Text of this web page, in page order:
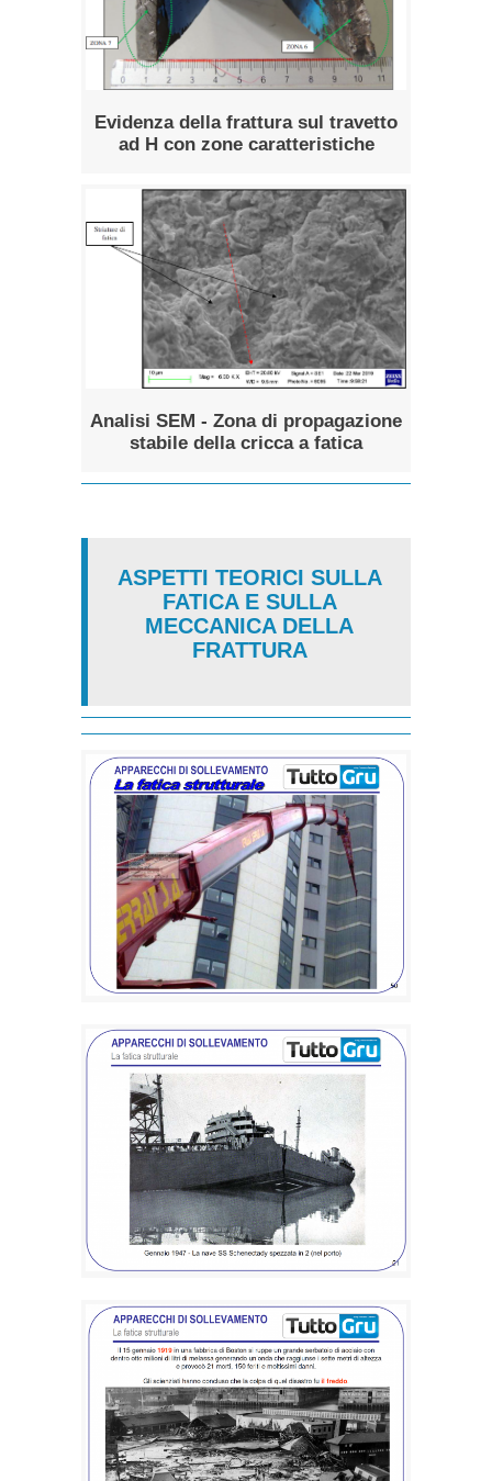
Evidenza della frattura sul travetto
ad H con zone caratteristiche
Analisi SEM - Zona di propagazione
stabile della cricca a fatica
ASPETTI TEORICI SULLA
FATICA E SULLA
MECCANICA DELLA
FRATTURA